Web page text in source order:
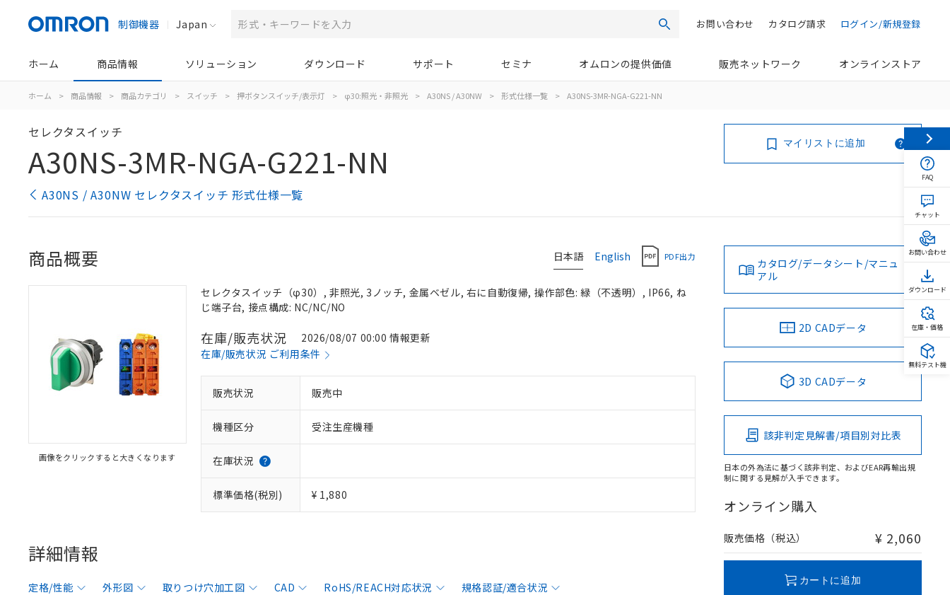
制御機器 Japan 検索 ログイン/新規登録
カタログ請求
お問い合わせ
ホーム 商品情報 ソリューション ダウンロード サポート セミナ オムロンの提供価値 販売ネットワーク オンラインストア
ホーム > 商品情報 > 商品カテゴリ > スイッチ > 押ボタンスイッチ/表示灯 > φ30:照光・非照光 > A30NS / A30NW > 形式仕様一覧 > A30NS-3MR-NGA-G221-NN
セレクタスイッチ
A30NS-3MR-NGA-G221-NN
A30NS / A30NW セレクタスイッチ 形式仕様一覧
マイリストに追加
日本語 English PDF出力
商品概要
画像をクリックすると大きくなります
セレクタスイッチ（φ30）, 非照光, 3ノッチ, 金属ベゼル, 右に自動復帰, 操作部色: 緑（不透明）, IP66, ね
じ端子台, 接点構成: NC/NC/NO
在庫/販売状況
2026/08/07 00:00 情報更新
在庫/販売状況 ご利用条件
販売状況 販売中
機種区分 受注生産機種
在庫状況
標準価格(税別) ¥ 1,880
詳細情報
定格/性能 外形図 取りつけ穴加工図 CAD RoHS/REACH対応状況 規格認証/適合状況
カタログ/データシート/マニュ
アル
2D CADデータ
3D CADデータ
該非判定見解書/項目別対比表
日本の外為法に基づく該非判定、およびEAR再輸出規
制に関する見解が入手できます。
オンライン購入
販売価格（税込） ¥ 2,060
カートに追加
FAQ
チャット
お問い合わせ
ダウンロード
在庫・価格
無料テスト機